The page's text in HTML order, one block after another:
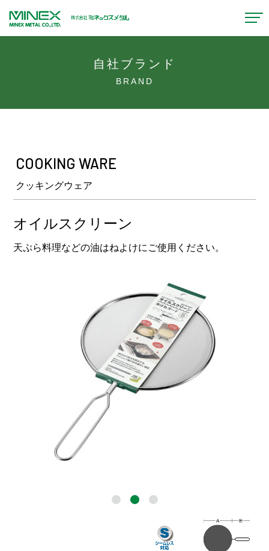
自社ブランド
BRAND
COOKING WARE
クッキングウェア
オイルスクリーン
天ぷら料理などの油はねよけにご使用ください。